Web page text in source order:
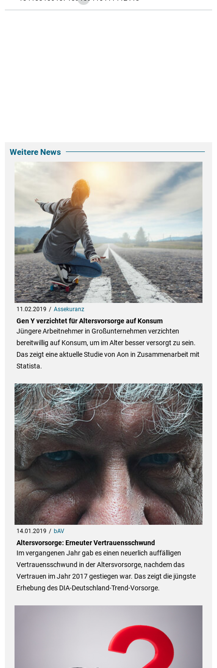
Weitere News
11.02.2019 Assekuranz
Gen Y verzichtet für Altersvorsorge auf Konsum
Jüngere Arbeitnehmer in Großunternehmen verzichten
bereitwillig auf Konsum, um im Alter besser versorgt zu sein.
Das zeigt eine aktuelle Studie von Aon in Zusammenarbeit mit
Statista.
14.01.2019 bAV
Altersvorsorge: Erneuter Vertrauensschwund
Im vergangenen Jahr gab es einen neuerlich auffälligen
Vertrauensschwund in der Altersvorsorge, nachdem das
Vertrauen im Jahr 2017 gestiegen war. Das zeigt die jüngste
Erhebung des DIA-Deutschland-Trend-Vorsorge.